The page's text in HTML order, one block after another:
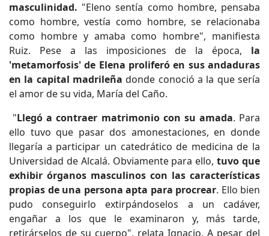
masculinidad. "Eleno sentía como hombre, pensaba
como hombre, vestía como hombre, se relacionaba
como hombre y amaba como hombre", manifiesta
Ruiz. Pese a las imposiciones de la época, la
'metamorfosis' de Elena proliferó en sus andaduras
en la capital madrileña donde conoció a la que sería
el amor de su vida, María del Caño.
"Llegó a contraer matrimonio con su amada. Para
ello tuvo que pasar dos amonestaciones, en donde
llegaría a participar un catedrático de medicina de la
Universidad de Alcalá. Obviamente para ello, tuvo que
exhibir órganos masculinos con las características
propias de una persona apta para procrear. Ello bien
pudo conseguirlo extirpándoselos a un cadáver,
engañar a los que le examinaron y, más tarde,
retirárselos de su cuerpo", relata Ignacio. A pesar del